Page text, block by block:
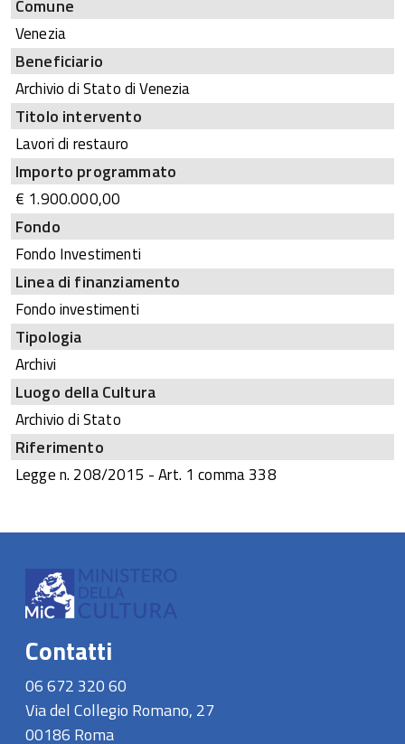
Comune
Venezia
Beneficiario
Archivio di Stato di Venezia
Titolo intervento
Lavori di restauro
Importo programmato
€ 1.900.000,00
Fondo
Fondo Investimenti
Linea di finanziamento
Fondo investimenti
Tipologia
Archivi
Luogo della Cultura
Archivio di Stato
Riferimento
Legge n. 208/2015 - Art. 1 comma 338
Contatti
06 672 320 60
Via del Collegio Romano, 27
00186 Roma